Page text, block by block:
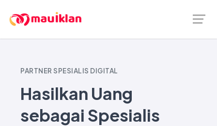
PARTNER SPESIALIS DIGITAL
Hasilkan Uang
sebagai Spesialis